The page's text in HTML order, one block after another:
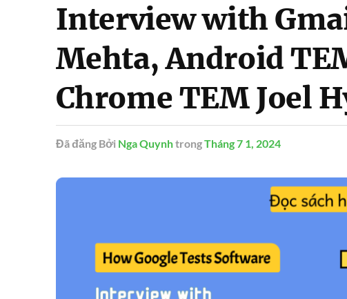
Interview with
Mehta, Android
Chrome TEM Joel
Đã đăng Bởi Nga QuynhtrongTháng 7 1, 2024